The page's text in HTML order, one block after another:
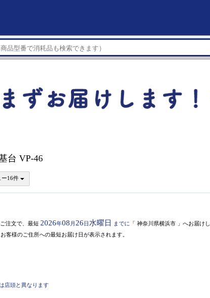
台 VP-46
ー16件
注文で、最短 2026年08 月 26日 水曜日 までに 「 神奈川県横浜市 」 へお届けし
客様のご住所への最短お届け日が表示されます。
店頭と異なります